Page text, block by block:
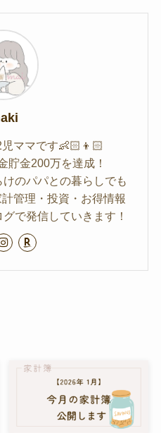
ママです👶🏻👦🏻
貯金200万を達成！
のパパとの暮らしでも
管理・投資・お得情報
で発信していきます！